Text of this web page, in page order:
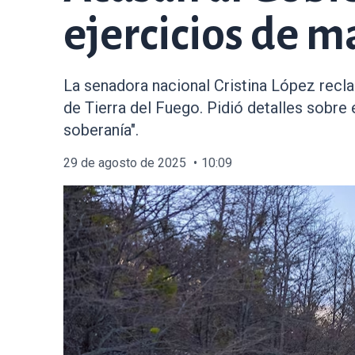
ejercicios de
La senadora nacional Cristina López
de Tierra del Fuego. Pidió detalles
soberanía".
29 de agosto de 2025 10:09